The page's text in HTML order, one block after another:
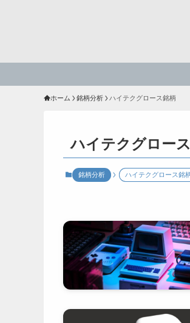
ホーム 銘柄分析 ハイテクグロース銘柄
ハイテクグロー
銘柄分析 ハイテクグロース銘